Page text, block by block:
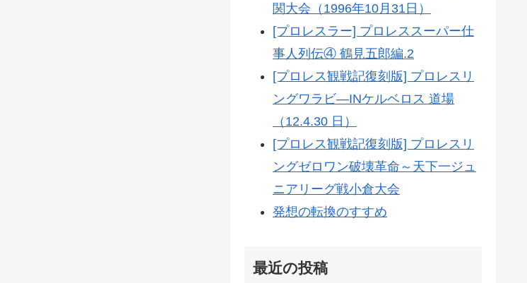
関大会（1996年10月31日）
[プロレスラー] プロレススーパー仕
事人列伝④ 鶴見五郎編.2
[プロレス観戦記復刻版] プロレスリ
ングワラビ―INケルベロス 道場
（12.4.30 日）
[プロレス観戦記復刻版] プロレスリ
ングゼロワン破壊革命～天下一ジュ
ニアリーグ戦小倉大会
発想の転換のすすめ
最近の投稿